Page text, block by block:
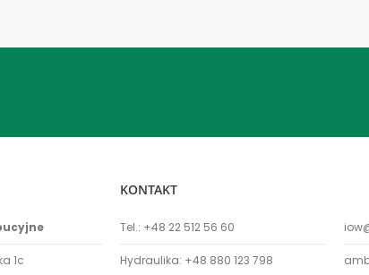
1c
KONTAKT
Tel.: +48 22 512 56 60
Hydraulika: +48 880 123 798